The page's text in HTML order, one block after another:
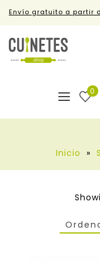
Envío gratuito a partir
0
Inicio »